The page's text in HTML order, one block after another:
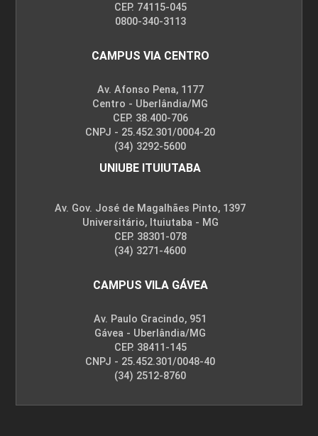
CEP. 74115-045
0800-340-3113
CAMPUS VIA CENTRO
Av. Afonso Pena, 1177
Centro - Uberlândia/MG
CEP. 38.400-706
CNPJ - 25.452.301/0004-20
(34) 3292-5600
UNIUBE ITUIUTABA
Av. Gov. José de Magalhães Pinto, 1397
Universitário, Ituiutaba - MG
CEP. 38301-078
(34) 3271-4600
CAMPUS VILA GÁVEA
Av. Paulo Gracindo, 951
Gávea - Uberlândia/MG
CEP. 38411-145
CNPJ - 25.452.301/0048-40
(34) 2512-8760